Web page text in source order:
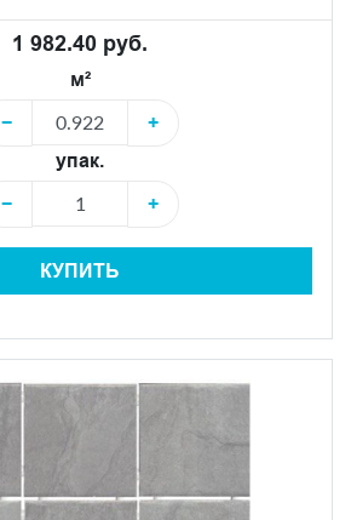
1 982.40 руб.
м²
−
+
упак.
−
+
КУПИТЬ